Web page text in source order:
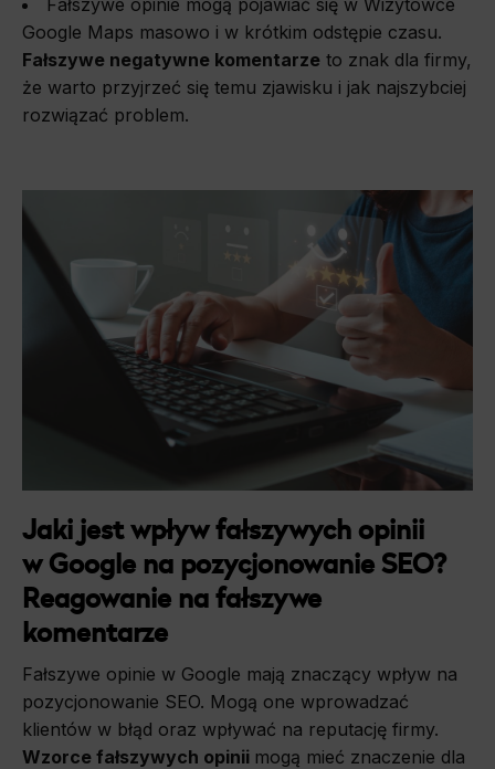
Google Maps masowo i w krótkim odstępie czasu.
Fałszywe negatywne komentarze to znak dla firmy,
że warto przyjrzeć się temu zjawisku i jak najszybciej
rozwiązać problem.
Jaki jest wpływ fałszywych opinii
w Google na pozycjonowanie SEO?
Reagowanie na fałszywe
komentarze
Fałszywe opinie w Google mają znaczący wpływ na
pozycjonowanie SEO. Mogą one wprowadzać
klientów w błąd oraz wpływać na reputację firmy.
Wzorce fałszywych opinii mogą mieć znaczenie dla